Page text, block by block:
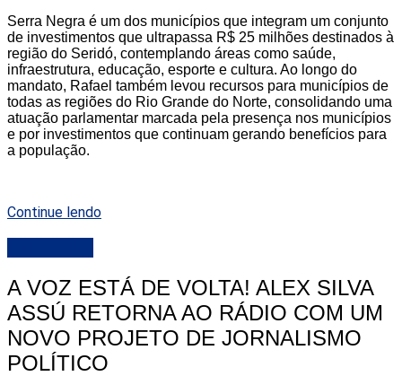
Serra Negra é um dos municípios que integram um conjunto
de investimentos que ultrapassa R$ 25 milhões destinados à
região do Seridó, contemplando áreas como saúde,
infraestrutura, educação, esporte e cultura. Ao longo do
mandato, Rafael também levou recursos para municípios de
todas as regiões do Rio Grande do Norte, consolidando uma
atuação parlamentar marcada pela presença nos municípios
e por investimentos que continuam gerando benefícios para
a população.
Continue lendo
A VOZ ESTÁ DE VOLTA! ALEX SILVA
ASSÚ RETORNA AO RÁDIO COM UM
NOVO PROJETO DE JORNALISMO
POLÍTICO